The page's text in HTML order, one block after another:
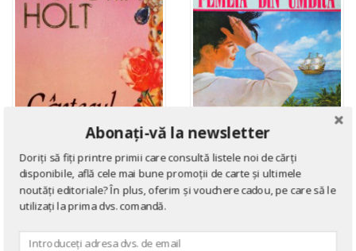
Cantecul sirenei
Abonați-vă la newsletter
Doriți să fiți printre primii care consultă listele noi de cărți
disponibile, află cele mai bune promoții de carte și ultimele
noutăți editoriale? În plus, oferim și vouchere cadou, pe care să le
utilizați la prima dvs. comandă.